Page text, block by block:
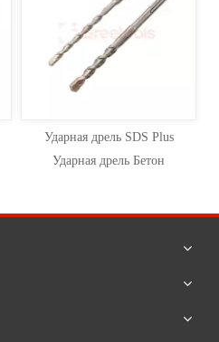
Ударная дрель SDS Plus
Ударная дрель Бетон